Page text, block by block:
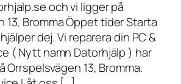
och vi ligger på
13, Bromma Öppet tider Starta
dej. Vi reparera din PC &
( Nytt namn Datorhjälp ) har
Orrspelsvägen 13, Bromma.